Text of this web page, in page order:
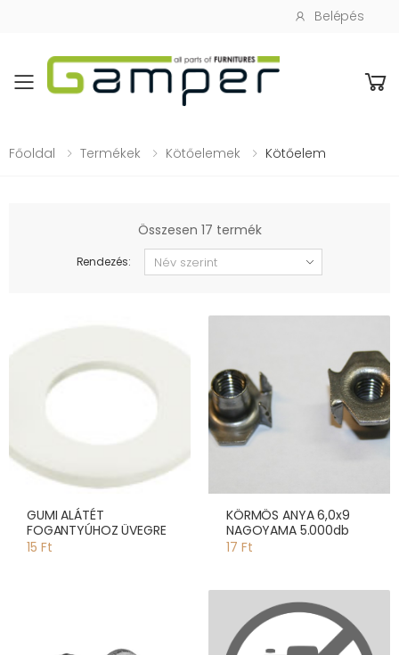
Belépés
Toggle mobile menu
Főoldal Termékek Kötőelemek Kötőelem
Összesen 17 termék
Rendezés:
GUMI ALÁTÉT
FOGANTYÚHOZ ÜVEGRE
15 Ft
KÖRMÖS ANYA 6,0x9
NAGOYAMA 5.000db
17 Ft